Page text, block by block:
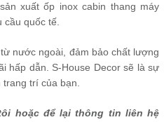
xuất ốp inox cabin thang máy
quốc tế.
nước ngoài, đảm bảo chất lượng
hấp dẫn. S-House Decor sẽ là sự
trí của bạn.
hoặc để lại thông tin liên hệ